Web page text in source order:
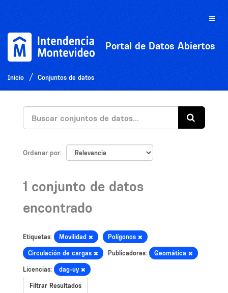
Toggle
Portal de Datos Abiertos
Inicio Conjuntos de datos
Ordenar por
1 conjunto de datos
encontrado
Etiquetas: Movilidad Polígonos
Circulación de cargas Publicadores: Geomática
Licencias: dag-uy
Filtrar Resultados